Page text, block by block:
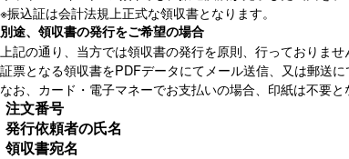
※振込証は会計法規上正式な領収書となります。
別途、領収書の発行をご希望の場合
上記の通り、当方では領収書の発行を原則、行っておりま
証票となる領収書をPDFデータにてメール送信、又は郵送に
なお、カード・電子マネーでお支払いの場合、印紙は不要と
注文番号
発行依頼者の氏名
領収書宛名